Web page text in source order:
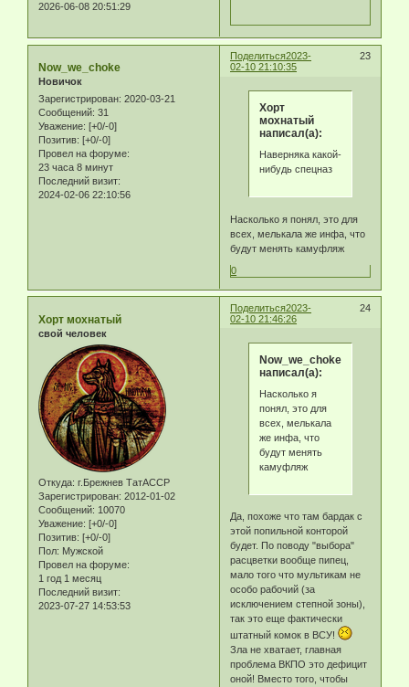
2026-06-08 20:51:29
Поделиться 23
2023-
02-10 21:10:35
Now_we_choke
Новичок
Зарегистрирован: 2020-03-21
Сообщений: 31
Уважение: [+0/-0]
Позитив: [+0/-0]
Провел на форуме:
23 часа 8 минут
Последний визит:
2024-02-06 22:10:56
Хорт
мохнатый
написал(а):
Наверняка какой-
нибудь спецназ
Насколько я понял, это для
всех, мелькала же инфа, что
будут менять камуфляж
0
Поделиться 24
2023-
02-10 21:46:26
Хорт мохнатый
свой человек
Откуда: г.Брежнев ТатАССР
Зарегистрирован: 2012-01-02
Сообщений: 10070
Уважение: [+0/-0]
Позитив: [+0/-0]
Пол: Мужской
Провел на форуме:
1 год 1 месяц
Последний визит:
2023-07-27 14:53:53
Now_we_choke
написал(а):
Насколько я
понял, это для
всех, мелькала
же инфа, что
будут менять
камуфляж
Да, похоже что там бардак с
этой попильной конторой
будет. По поводу "выбора"
расцветки вообще пипец,
мало того что мультикам не
особо рабочий (за
исключением степной зоны),
так это еще фактически
штатный комок в ВСУ!
Зла не хватает, главная
проблема ВКПО это дефицит
оной! Вместо того, чтобы